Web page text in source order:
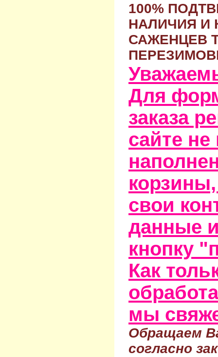
100%
НАЛИЧИЯ И
САЖЕНЦЕВ
Для
заказа
сайте
свои
данные
кнопку
Как
мы
Обращаем
согласно